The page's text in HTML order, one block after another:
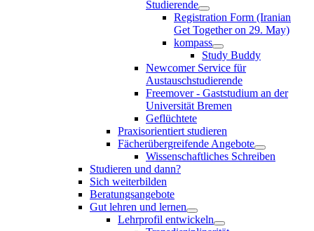
Studierende
Registration Form (Iranian
Get Together on 29. May)
kompass
Study Buddy
Newcomer Service für
Austauschstudierende
Freemover - Gaststudium an der
Universität Bremen
Geflüchtete
Praxisorientiert studieren
Fächerübergreifende Angebote
Wissenschaftliches Schreiben
Studieren und dann?
Sich weiterbilden
Beratungsangebote
Gut lehren und lernen
Lehrprofil entwickeln